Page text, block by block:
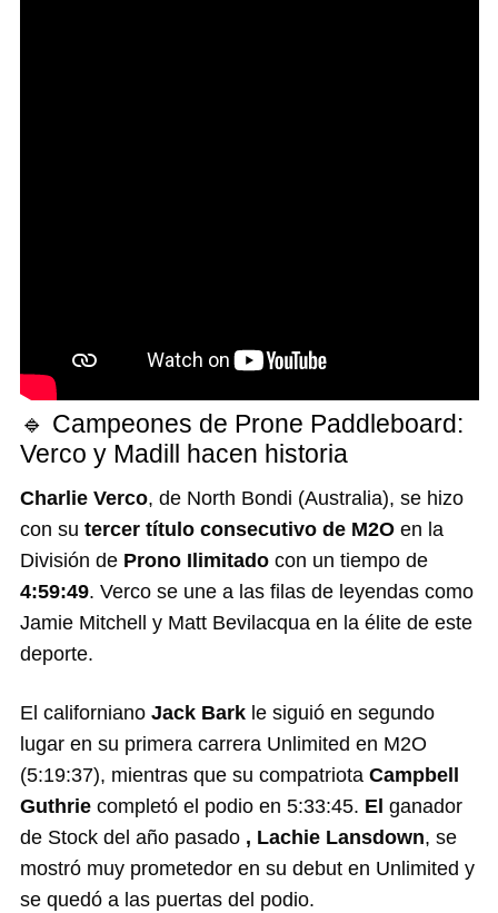
🔹 Campeones de Prone Paddleboard:
Verco y Madill hacen historia
Charlie Verco, de North Bondi (Australia), se hizo
con su tercer título consecutivo de M2Oen la
División de Prono Ilimitadocon un tiempo de
4:59:49. Verco se une a las filas de leyendas como
Jamie Mitchell y Matt Bevilacqua en la élite de este
deporte.
El californiano Jack Barkle siguió en segundo
lugar en su primera carrera Unlimited en M2O
(5:19:37), mientras que su compatriota Campbell
Guthriecompletó el podio en 5:33:45. El ganador
de Stock del año pasado , Lachie Lansdown, se
mostró muy prometedor en su debut en Unlimited y
se quedó a las puertas del podio.